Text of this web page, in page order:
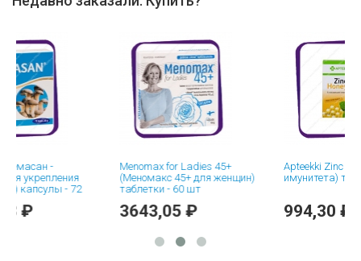
-
- 72
Menomax for Ladies 45+
(Меномакс 45+ для женщин)
таблетки - 60 шт
3643,05 ₽
Apteekki Zinc and
имунитета)
994,30 ₽